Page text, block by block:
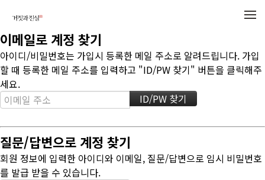
이메일로 계정 찾기
아이디/비밀번호는 가입시 등록한 메일 주소로 알려드립니다. 가입
할 때 등록한 메일 주소를 입력하고 "ID/PW 찾기" 버튼을 클릭해주
세요.
질문/답변으로 계정 찾기
회원 정보에 입력한 아이디와 이메일, 질문/답변으로 임시 비밀번호
를 발급 받을 수 있습니다.